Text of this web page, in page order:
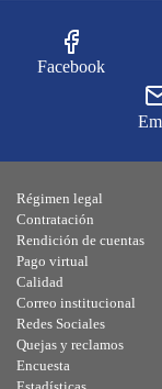
Facebook
Régimen legal
Contratación
Rendición de cuentas
Pago virtual
Calidad
Correo institucional
Redes Sociales
Quejas y reclamos
Encuesta